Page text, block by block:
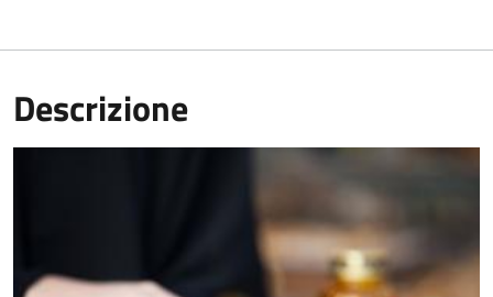
Descrizione